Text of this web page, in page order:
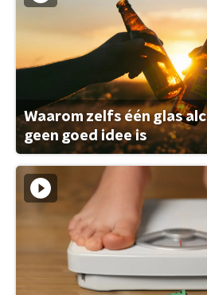
Waarom zelfs één glas
geen goed idee is